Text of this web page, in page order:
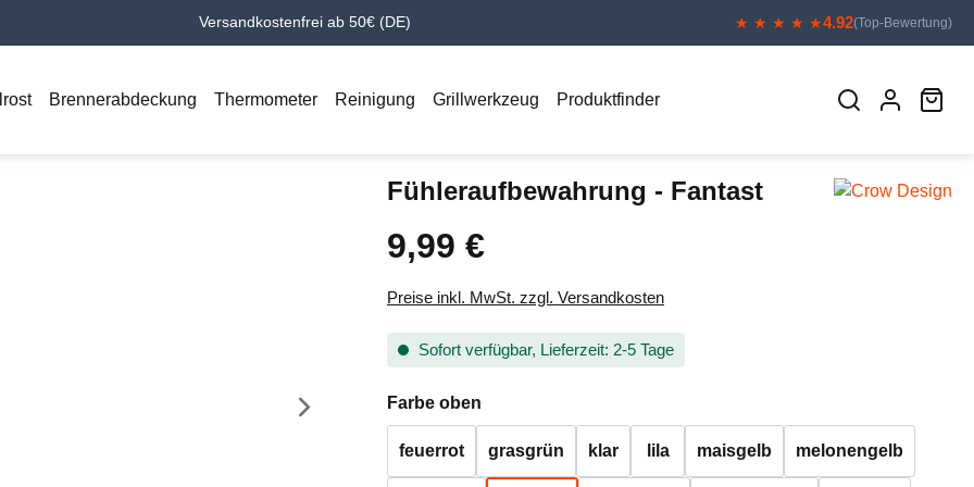
Versandkostenfrei ab 50€ (DE) ★ ★ ★ ★ ★4.92(Top-Bewertung)
Brennerabdeckung Thermometer Reinigung Grillwerkzeug Produktfinder
Fühleraufbewahrung - Fantast
Regulärer Preis:
9,99 €
Preise inkl. MwSt. zzgl. Versandkosten
Sofort verfügbar, Lieferzeit: 2-5 Tage
Farbe oben
feuerrot grasgrün klar lila maisgelb melonengelb